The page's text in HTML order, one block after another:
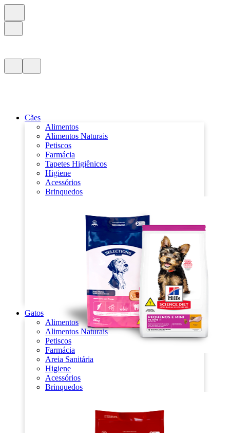
Cães
Alimentos
Alimentos Naturais
Petiscos
Farmácia
Tapetes Higiênicos
Higiene
Acessórios
Brinquedos
Gatos
Alimentos
Alimentos Naturais
Petiscos
Farmácia
Areia Sanitária
Higiene
Acessórios
Brinquedos